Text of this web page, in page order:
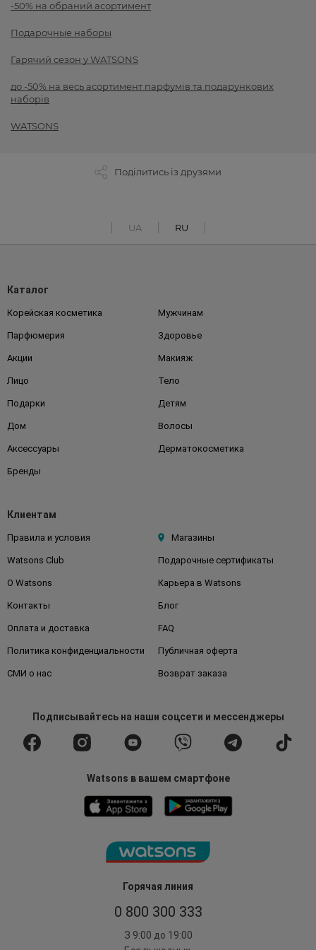
-50% на обраний асортимент
Подарочные наборы
Гарячий сезон у WATSONS
до -50% на весь асортимент парфумів та подарункових
наборів
WATSONS
Поділитись із друзями
UA RU
Горячая линия
0 800 300 333
З 9:00 до 19:00
Каталог
Корейская косметика Мужчинам
Парфюмерия Здоровье
Акции Макияж
Лицо Тело
Подарки Детям
Дом Волосы
Аксессуары Дерматокосметика
Бренды
Клиентам
Правила и условия Магазины
Watsons Club Подарочные сертификаты
О Watsons Карьера в Watsons
Контакты Блог
Оплата и доставка FAQ
Политика конфиденциальности Публичная оферта
СМИ о нас Возврат заказа
Подписывайтесьна наши соцсети и мессенджеры
Watsons в вашем смартфоне